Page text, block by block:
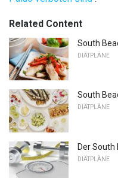
Related Content
South
DIÄTPLÄNE
South
DIÄTPLÄNE
Der South
DIÄTPLÄNE